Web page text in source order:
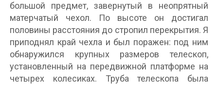
большой предмет, завернутый в неопрятный
матерчатый чехол. По высоте он достигал
половины расстояния до стропил перекрытия. Я
приподнял край чехла и был поражен: под ним
обнаружился крупных размеров телескоп,
установленный на передвижной платформе на
четырех колесиках. Труба телескопа была